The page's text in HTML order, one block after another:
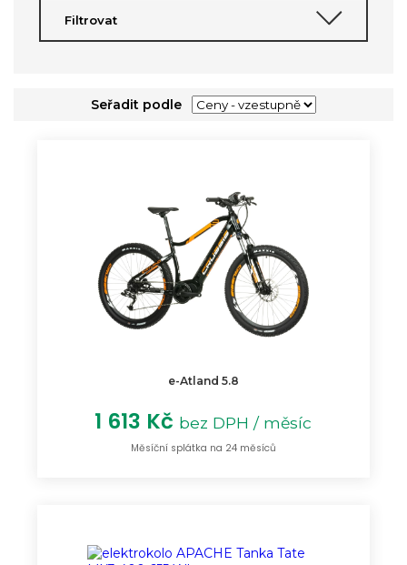
Filtrovat
Seřadit podle
e-Atland 5.8
1 613 Kč bez DPH / měsíc
Měsíční splátka na 24 měsíců